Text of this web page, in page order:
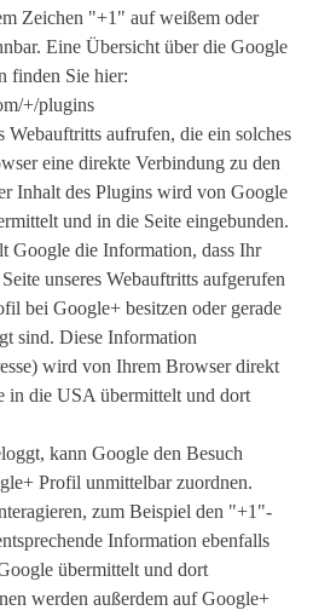
Zeichen "+1" auf weißem oder
Eine Übersicht über die Google
finden Sie hier:
+/plugins
Webauftritts aufrufen, die ein solches
eine direkte Verbindung zu den
Inhalt des Plugins wird von Google
und in die Seite eingebunden.
Google die Information, dass Ihr
unseres Webauftritts aufgerufen
bei Google+ besitzen oder gerade
sind. Diese Information
wird von Ihrem Browser direkt
in die USA übermittelt und dort
kann Google den Besuch
Profil unmittelbar zuordnen.
zum Beispiel den "+1"-
Information ebenfalls
übermittelt und dort
werden außerdem auf Google+